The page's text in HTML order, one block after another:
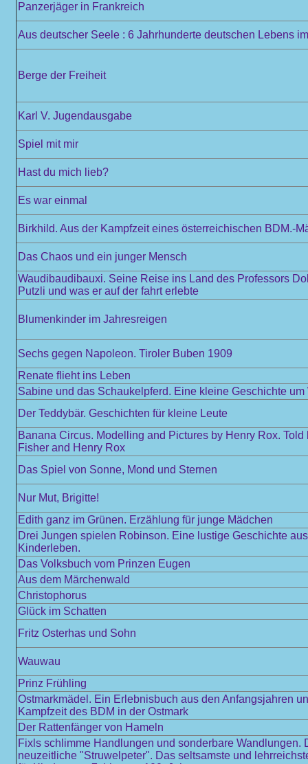
Panzerjäger in Frankreich
Aus deutscher Seele : 6 Jahrhunderte deutschen Lebens
Berge der Freiheit
Karl V. Jugendausgabe
Spiel mit mir
Hast du mich lieb?
Es war einmal
Birkhild. Aus der Kampfzeit eines österreichischen BDM.-
Das Chaos und ein junger Mensch
Waudibaudibauxi. Seine Reise ins Land des Professors
Putzli und was er auf der fahrt erlebte
Blumenkinder im Jahresreigen
Sechs gegen Napoleon. Tiroler Buben 1909
Renate flieht ins Leben
Sabine und das Schaukelpferd. Eine kleine Geschichte
Der Teddybär. Geschichten für kleine Leute
Banana Circus. Modelling and Pictures by Henry Rox. Told
Fisher and Henry Rox
Das Spiel von Sonne, Mond und Sternen
Nur Mut, Brigitte!
Edith ganz im Grünen. Erzählung für junge Mädchen
Drei Jungen spielen Robinson. Eine lustige Geschichte
Kinderleben.
Das Volksbuch vom Prinzen Eugen
Aus dem Märchenwald
Christophorus
Glück im Schatten
Fritz Osterhas und Sohn
Wauwau
Prinz Frühling
Ostmarkmädel. Ein Erlebnisbuch aus den Anfangsjahren
Kampfzeit des BDM in der Ostmark
Der Rattenfänger von Hameln
Fixls schlimme Handlungen und sonderbare Wandlungen.
neuzeitliche "Struwelpeter". Das seltsamste und